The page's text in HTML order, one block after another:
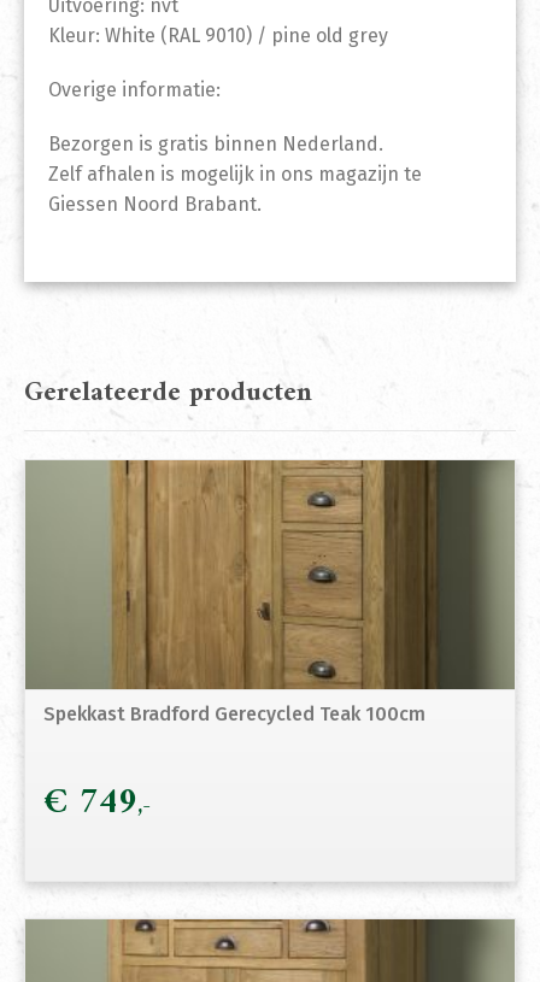
Uitvoering: nvt
Kleur: White (RAL 9010) / pine old grey
Overige informatie:
Bezorgen is gratis binnen Nederland.
Zelf afhalen is mogelijk in ons magazijn te
Giessen Noord Brabant.
Gerelateerde producten
Spekkast Bradford Gerecycled Teak 100cm
€ 749